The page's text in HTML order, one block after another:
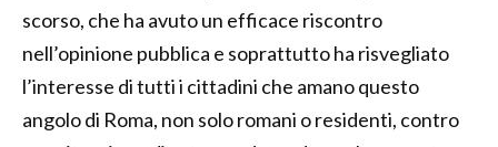
scorso, che ha avuto un efficace riscontro
nell’opinione pubblica e soprattutto ha risvegliato
l’interesse di tutti i cittadini che amano questo
angolo di Roma, non solo romani o residenti, contro